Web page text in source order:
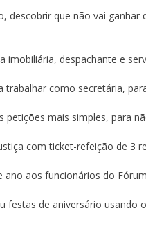
descobrir que não vai
imobiliária, despachante e
trabalhar como secretária,
petições mais simples, para
com ticket-refeição de 3
ano aos funcionários do
festas de aniversário usando